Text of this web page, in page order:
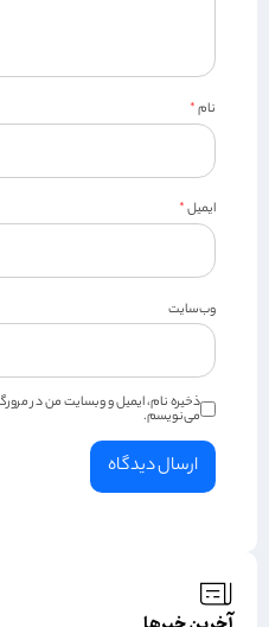
نام*
ایمیل*
وب‌سایت
ذخیره نام، ایمیل و وبسایت من در مرورگر
می‌نویسم.